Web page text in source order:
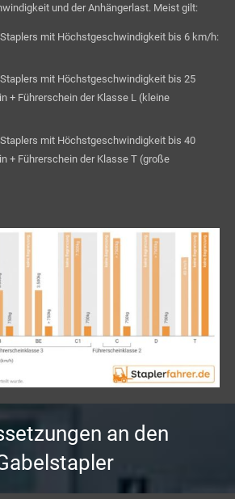
und der Anhängerlast. Meist gilt:
mit Höchstgeschwindigkeit bis 6 km/h:
mit Höchstgeschwindigkeit bis 25
+ Führerschein der Klasse L (kleine
mit Höchstgeschwindigkeit bis 40
+ Führerschein der Klasse T (große
an den